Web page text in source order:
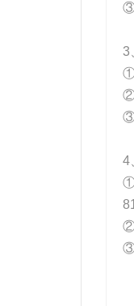
③
3
①
②
③
4
①
②
③